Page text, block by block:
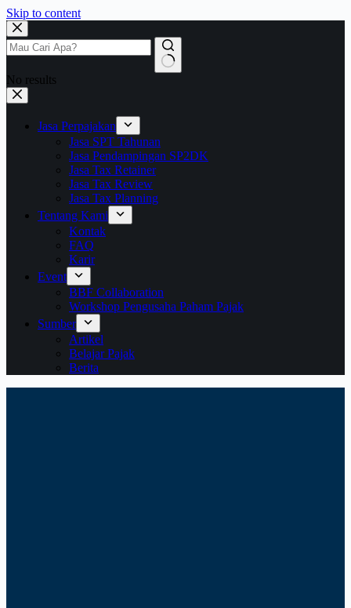
Skip to content
No results
Jasa Perpajakan
Jasa SPT Tahunan
Jasa Pendampingan SP2DK
Jasa Tax Retainer
Jasa Tax Review
Jasa Tax Planning
Tentang Kami
Kontak
FAQ
Karir
Event
BBF Collaboration
Workshop Pengusaha Paham Pajak
Sumber
Artikel
Belajar Pajak
Berita